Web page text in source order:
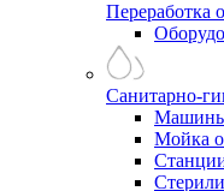
Переработка
Санитарно-
Машины
Мойка